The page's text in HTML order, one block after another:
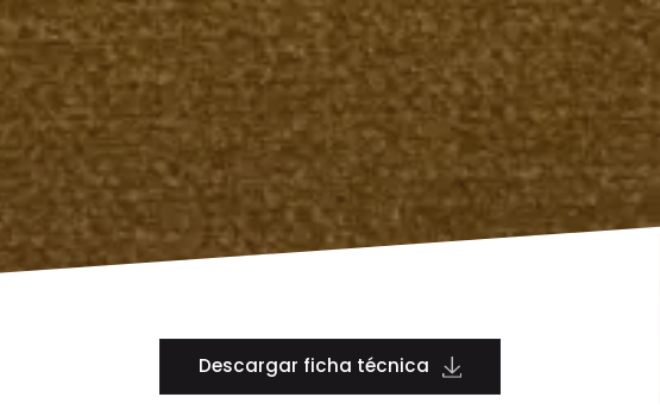
Descargar ficha técnica